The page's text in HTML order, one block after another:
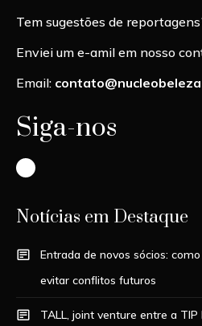
Tem sugestões de
Enviei um e-amil em nosso
Email:
Siga-nos
Instagram
Notícias em Destaque
Entrada de novos sócios:
evitar conflitos futuros
TALL, joint venture entre a TIP